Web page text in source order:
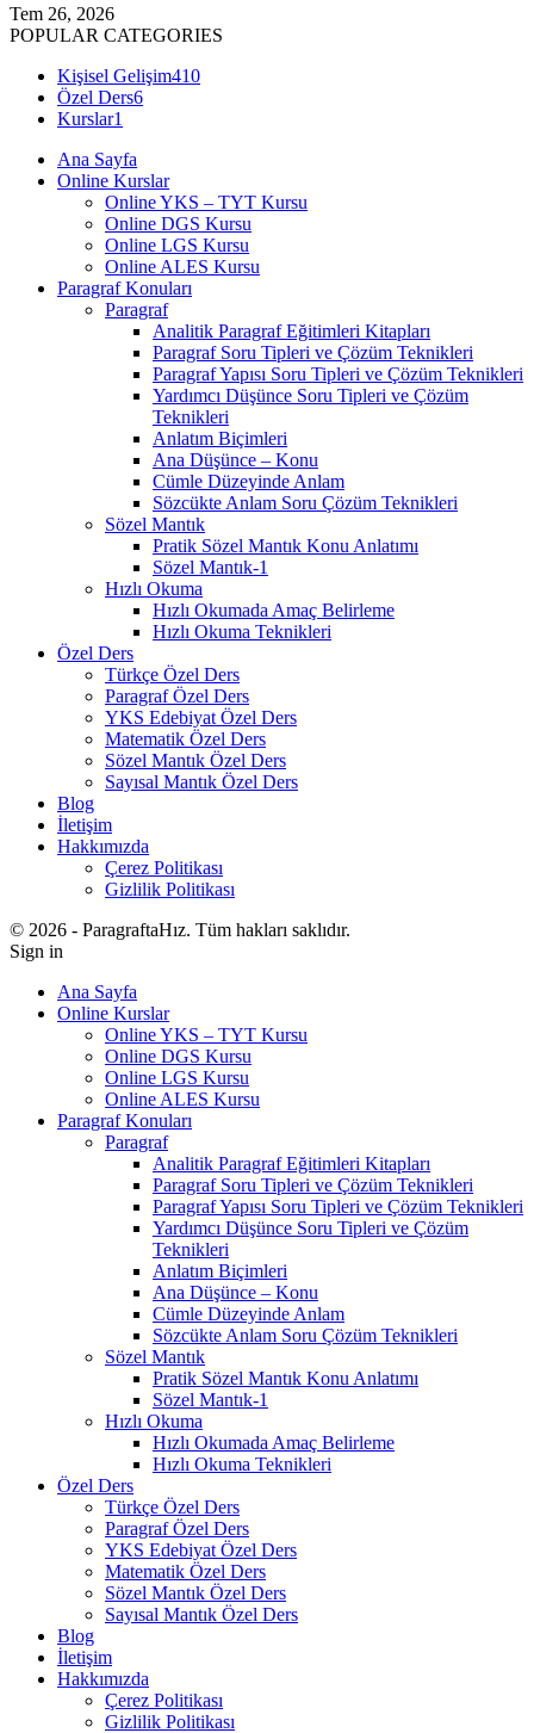
Tem 26, 2026
POPULAR CATEGORIES
Kişisel Gelişim410
Özel Ders6
Kurslar1
Ana Sayfa
Online Kurslar
Online YKS – TYT Kursu
Online DGS Kursu
Online LGS Kursu
Online ALES Kursu
Paragraf Konuları
Paragraf
Analitik Paragraf Eğitimleri Kitapları
Paragraf Soru Tipleri ve Çözüm Teknikleri
Paragraf Yapısı Soru Tipleri ve Çözüm Teknikleri
Yardımcı Düşünce Soru Tipleri ve Çözüm
Teknikleri
Anlatım Biçimleri
Ana Düşünce – Konu
Cümle Düzeyinde Anlam
Sözcükte Anlam Soru Çözüm Teknikleri
Sözel Mantık
Pratik Sözel Mantık Konu Anlatımı
Sözel Mantık-1
Hızlı Okuma
Hızlı Okumada Amaç Belirleme
Hızlı Okuma Teknikleri
Özel Ders
Türkçe Özel Ders
Paragraf Özel Ders
YKS Edebiyat Özel Ders
Matematik Özel Ders
Sözel Mantık Özel Ders
Sayısal Mantık Özel Ders
Blog
İletişim
Hakkımızda
Çerez Politikası
Gizlilik Politikası
© 2026 - ParagraftaHız. Tüm hakları saklıdır.
Sign in
Ana Sayfa
Online Kurslar
Online YKS – TYT Kursu
Online DGS Kursu
Online LGS Kursu
Online ALES Kursu
Paragraf Konuları
Paragraf
Analitik Paragraf Eğitimleri Kitapları
Paragraf Soru Tipleri ve Çözüm Teknikleri
Paragraf Yapısı Soru Tipleri ve Çözüm Teknikleri
Yardımcı Düşünce Soru Tipleri ve Çözüm
Teknikleri
Anlatım Biçimleri
Ana Düşünce – Konu
Cümle Düzeyinde Anlam
Sözcükte Anlam Soru Çözüm Teknikleri
Sözel Mantık
Pratik Sözel Mantık Konu Anlatımı
Sözel Mantık-1
Hızlı Okuma
Hızlı Okumada Amaç Belirleme
Hızlı Okuma Teknikleri
Özel Ders
Türkçe Özel Ders
Paragraf Özel Ders
YKS Edebiyat Özel Ders
Matematik Özel Ders
Sözel Mantık Özel Ders
Sayısal Mantık Özel Ders
Blog
İletişim
Hakkımızda
Çerez Politikası
Gizlilik Politikası